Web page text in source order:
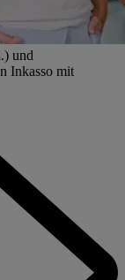
und
Inkasso mit